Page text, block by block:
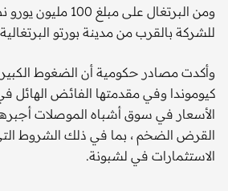
ومن البرتغال على
للشركة بالقرب من مدينة بورتو
وأكدت مصادر حكومية أن الضغوط
كيوموندا وفي مقدمتها الفائض الهائل في
الأسعار في سوق أشباه الموصلات
القرض الضخم ، بما في ذلك الشروط
الاستثمارات في لشبونة.